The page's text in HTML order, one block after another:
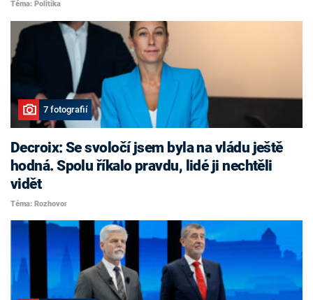
Téma: Politika
7 fotografií
Decroix: Se svoločí jsem byla na vládu ještě
hodná. Spolu říkalo pravdu, lidé ji nechtěli
vidět
Téma: Rozhovor